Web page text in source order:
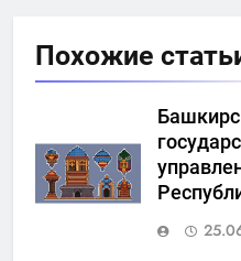
Похожие